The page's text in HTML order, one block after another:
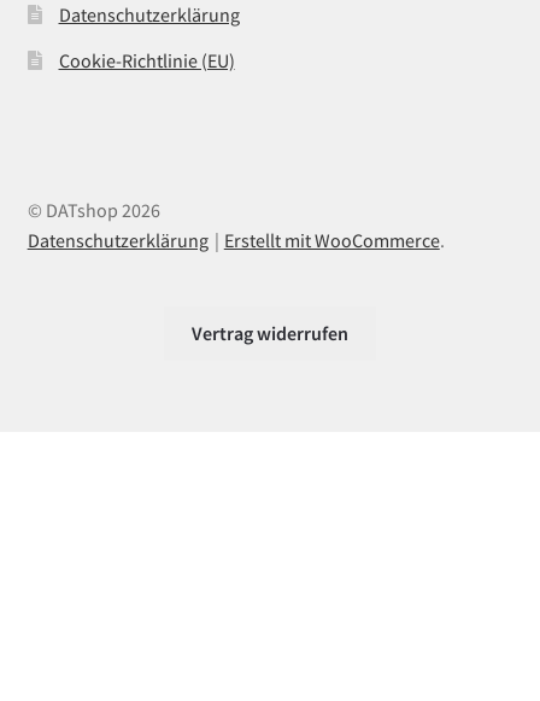
Datenschutzerklärung
Cookie-Richtlinie (EU)
© DATshop 2026
Datenschutzerklärung
Erstellt mit WooCommerce.
Vertrag widerrufen